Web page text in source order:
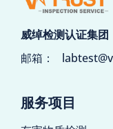
威绰检测认证集团
邮箱：
服务项目